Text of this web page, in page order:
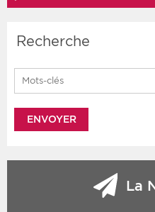
Recherche
Search for:
La